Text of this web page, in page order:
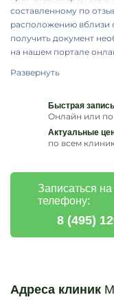
составленному по
расположению вблизи
получить документ
на нашем портале
Развернуть
Быстрая запись
Онлайн или
Актуальные
по всем
Записаться
телефону:
8 (495)
Адреса клиник